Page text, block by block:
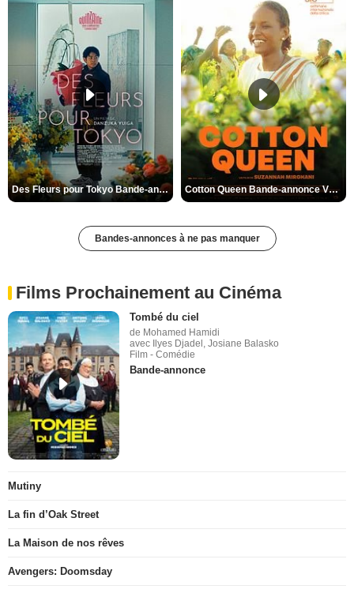
Des Fleurs pour Tokyo Bande-annonce VO STFR Cotton Queen Bande-annonce VO STFR
Bandes-annonces à ne pas manquer
Films Prochainement au Cinéma
Tombé du ciel
de Mohamed Hamidi
avec Ilyes Djadel, Josiane Balasko
Film - Comédie
Bande-annonce
Mutiny
La fin d’Oak Street
La Maison de nos rêves
Avengers: Doomsday